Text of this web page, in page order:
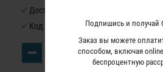
Подпишись и получай
Заказ вы можете
способом, включая
беспроцентную
Доступность:
Код товара: 1142027